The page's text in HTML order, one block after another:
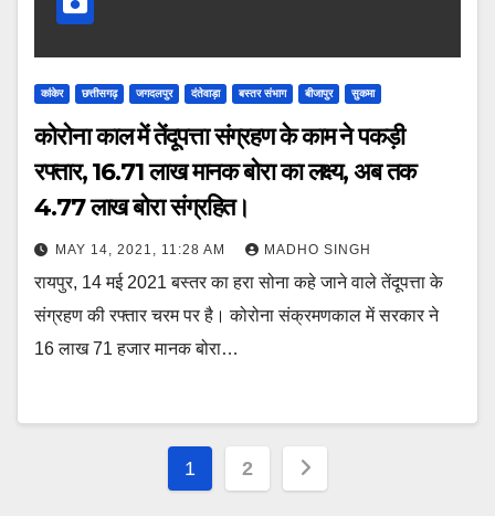
कांकेर छत्तीसगढ़ जगदलपुर दंतेवाड़ा बस्तर संभाग बीजापुर सुकमा
कोरोना काल में तेंदूपत्ता संग्रहण के काम ने पकड़ी
रफ्तार, 16.71 लाख मानक बोरा का लक्ष्य, अब तक
4.77 लाख बोरा संग्रहित।
MAY 14, 2021, 11:28 AM MADHO SINGH
रायपुर, 14 मई 2021 बस्तर का हरा सोना कहे जाने वाले तेंदूपत्ता के
संग्रहण की रफ्तार चरम पर है। कोरोना संक्रमणकाल में सरकार ने
16 लाख 71 हजार मानक बोरा…
Posts
1 2